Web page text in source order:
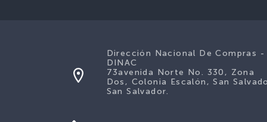
Dirección Nacional De Compras -
DINAC
73avenida Norte No. 330, Zona
Dos, Colonia Escalón, San
San Salvador.